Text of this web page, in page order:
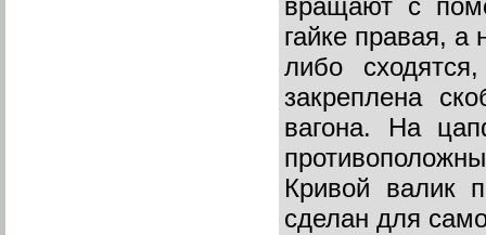
вращают с
гайке правая, а
либо
закреплена
вагона. На
Кривой валик
сделан для